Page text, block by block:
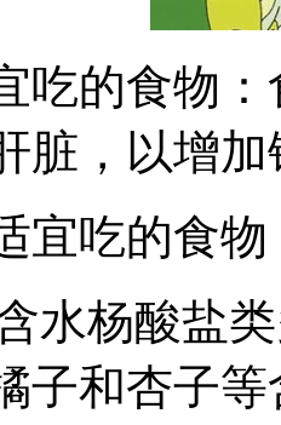
的食物：
脏，以增
吃的食物
杨酸盐类
子和杏子